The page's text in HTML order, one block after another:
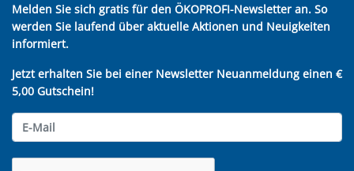
Melden Sie sich gratis für den ÖKOPROFI-Newsletter an. So
werden Sie laufend über aktuelle Aktionen und Neuigkeiten
informiert.
Jetzt erhalten Sie bei einer Newsletter Neuanmeldung einen €
5,00 Gutschein!